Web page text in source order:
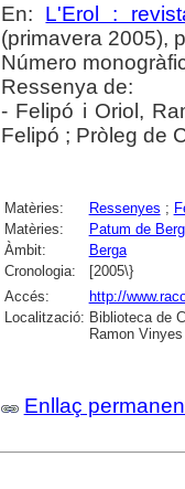
En: L'Erol :
(primavera 2005),
Número
Ressenya de:
- Felipó i Oriol,
Felipó ; Pròleg de
Matèries: Ressenyes ;
Matèries:
Patum de
Àmbit:
Berga
Cronologia:
[2005\}
Accés:
http://
Localització: Biblioteca de
Ramon
Enllaç